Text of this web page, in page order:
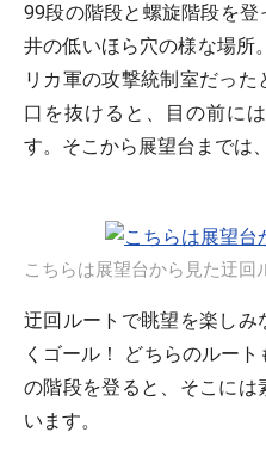
99段の階段と螺旋階段を
井の低いほら穴の様な場所
リカ軍の攻撃統制室だっ
口を抜けると、目の前に
す。そこから展望台までは
こちらは展望台から見た迂回
迂回ルートで眺望を楽し
くゴール！ どちらのルー
の階段を登ると、そこには
います。